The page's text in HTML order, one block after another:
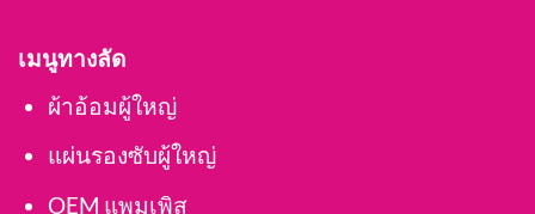
เมนูทางลัด
ผ้าอ้อมผู้ใหญ่
แผ่นรองซับผู้ใหญ่
OEM แพมเพิส